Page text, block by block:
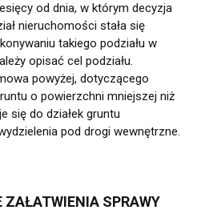
od dnia, w którym decyzja
nieruchomości stała się
takiego podziału w
opisać cel podziału.
powyżej, dotyczącego
o powierzchni mniejszej niż
się do działek gruntu
pod drogi wewnętrzne.
SPRAWY